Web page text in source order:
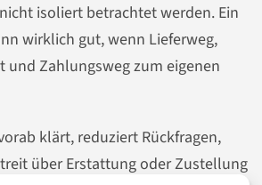
isoliert betrachtet werden. Ein
wirklich gut, wenn Lieferweg,
und Zahlungsweg zum eigenen
klärt, reduziert Rückfragen,
über Erstattung oder Zustellung